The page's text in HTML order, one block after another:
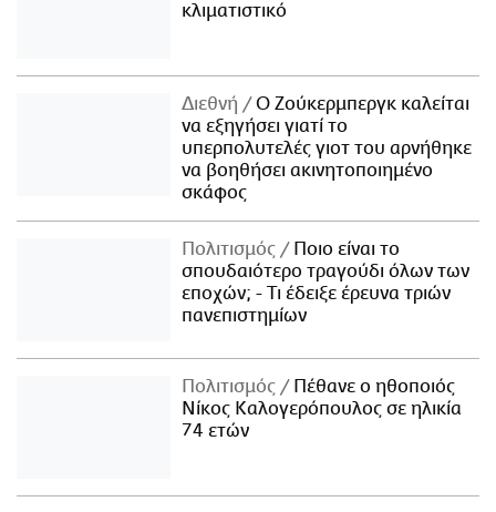
κλιματιστικό
Διεθνή
Ο Ζούκερμπεργκ καλείται
να εξηγήσει γιατί το
υπερπολυτελές γιοτ του αρνήθηκε
να βοηθήσει ακινητοποιημένο
σκάφος
Πολιτισμός
Ποιο είναι το
σπουδαιότερο τραγούδι όλων των
εποχών; - Τι έδειξε έρευνα τριών
πανεπιστημίων
Πολιτισμός
Πέθανε ο ηθοποιός
Νίκος Καλογερόπουλος σε ηλικία
74 ετών